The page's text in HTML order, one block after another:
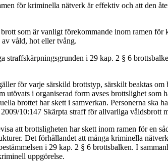
för kriminella nätverk är effektiv och att den
som är vanligt förekommande inom ramen för
våld, hot eller tvång.
i 29 kap. 2 § 6
för varje särskild brottstyp, särskilt beaktas om
i organiserad form avses brottslighet som
brottet har skett i samverkan. Personerna ska
10:147 Skärpta straff för allvarliga våldsbrott
att brottsligheten har skett inom ramen för en
Det förhållandet att många kriminella
i 29 kap. 2 § 6 brottsbalken. I
uppgörelse.